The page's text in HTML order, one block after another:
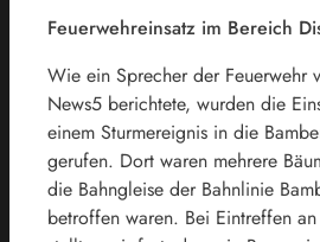
Feuerwehreinsatz im Bereich
Wie ein Sprecher der Feuerwehr
News5 berichtete, wurden die
einem Sturmereignis in die
gerufen. Dort waren mehrere
die Bahngleise der Bahnlinie
betroffen waren. Bei Eintreffen